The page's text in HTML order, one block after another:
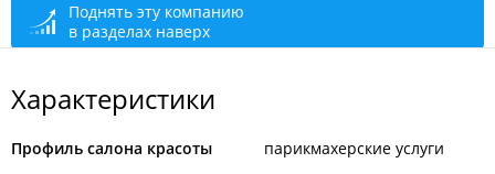
Поднять эту компанию
в разделах наверх
Характеристики
Профиль салона красоты парикмахерские услуги